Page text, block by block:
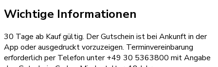
Wichtige Informationen
30 Tage ab Kauf gültig. Der Gutschein ist bei Ankunft in der
App oder ausgedruckt vorzuzeigen. Terminvereinbarung
erforderlich per Telefon unter +49 30 5363800 mit Angabe